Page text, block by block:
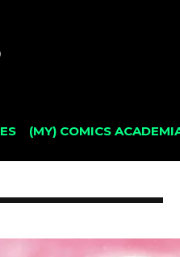
(MY) COMICS